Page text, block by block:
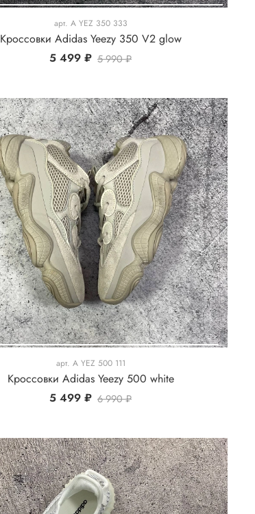
арт. A YEZ 350 333
Кроссовки Adidas Yeezy 350 V2 glow
5 499 ₽ 5 990 ₽
арт. A YEZ 500 111
Кроссовки Adidas Yeezy 500 white
5 499 ₽ 6 990 ₽